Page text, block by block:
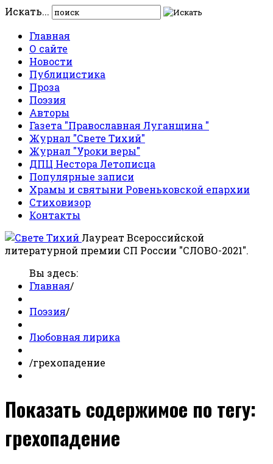
Искать...
Главная
О сайте
Новости
Публицистика
Проза
Поэзия
Авторы
Газета "Православная Луганщина "
Журнал "Свете Тихий"
Журнал "Уроки веры"
ДПЦ Нестора Летописца
Популярные записи
Храмы и святыни Ровеньковской епархии
Стиховизор
Контакты
Лауреат Всероссийской
литературной премии СП России "СЛОВО-2021".
Вы здесь:
Главная/
Поэзия/
Любовная лирика
/грехопадение
Показать содержимое по тегу:
грехопадение